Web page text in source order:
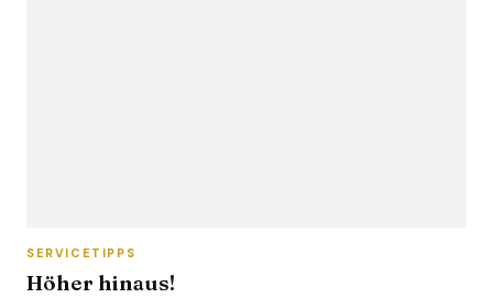
SERVICETIPPS
Höher hinaus!